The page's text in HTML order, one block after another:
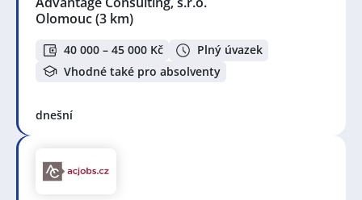
Olomouc(3 km)
40 000 – 45 000 Kč
Plný úvazek
Vhodné také pro absolventy
dnešní